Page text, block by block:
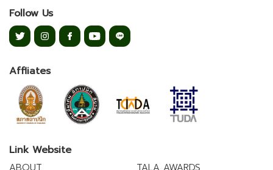
Link Website
Follow Us
Affliates